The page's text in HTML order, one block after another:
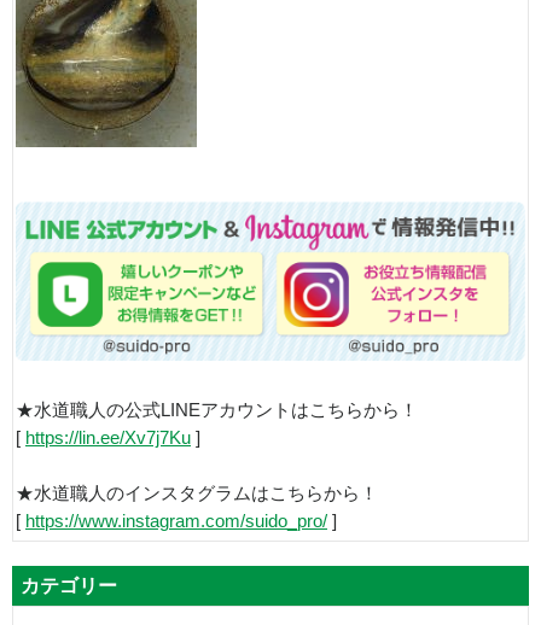
★水道職人の公式LINEアカウントはこちらから！
[ https://lin.ee/Xv7j7Ku ]
★水道職人のインスタグラムはこちらから！
[ https://www.instagram.com/suido_pro/ ]
カテゴリー